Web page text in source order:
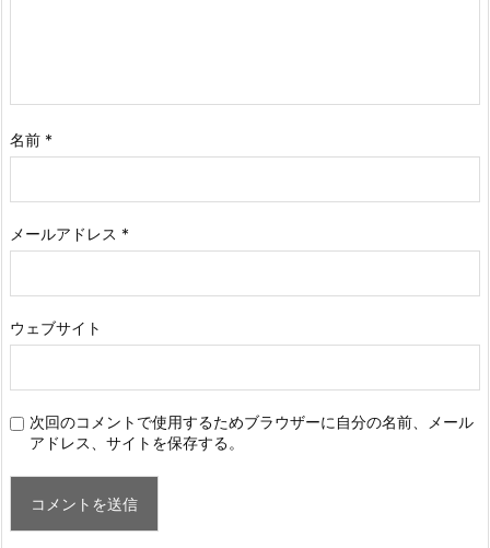
名前 *
メールアドレス *
ウェブサイト
次回のコメントで使用するためブラウザーに自分の名前、メール
アドレス、サイトを保存する。